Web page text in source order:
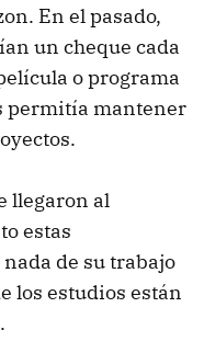
En el pasado,
un cheque cada
o programa
permitía mantener
llegaron al
estas
de su trabajo
los estudios están